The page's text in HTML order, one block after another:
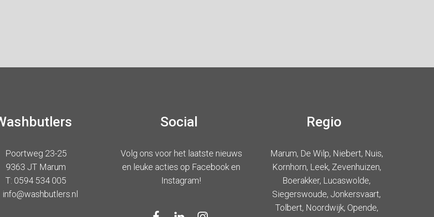
Poortweg 23-25
9363 JT Marum
T: 0594 534 005
info@washbutlers.nl
Social
Volg ons voor het laatste nieuws
en leuke acties op Facebook en
Instagram!
Regio
Marum, De Wilp, Niebert, Nuis,
Kornhorn, Leek, Zevenhuizen,
Boerakker, Lucaswolde,
Siegerswoude, Jonkersvaart,
Tolbert, Noordwijk, Opende,